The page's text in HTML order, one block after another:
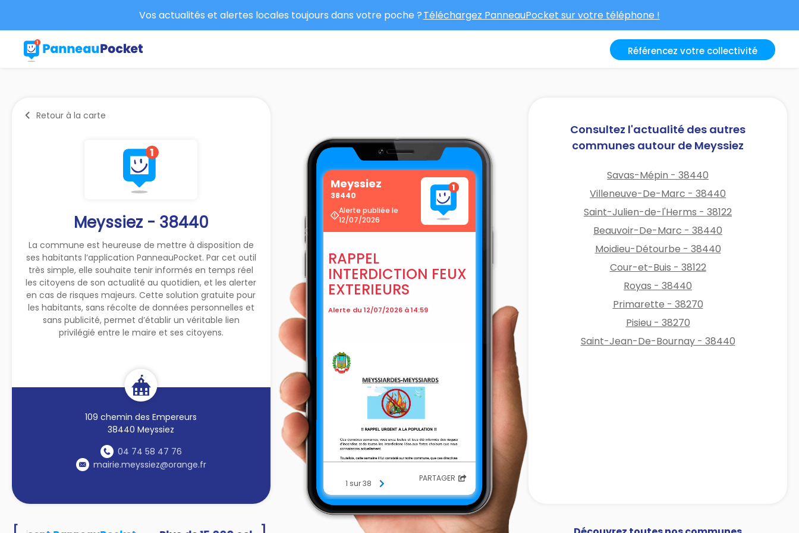
Vos actualités et alertes locales toujours dans votre poche ?Téléchargez PanneauPocket sur votre téléphone !
Référencez votre collectivité
Retour à la carte
Meyssiez - 38440
La commune est heureuse de mettre à disposition de
ses habitants l’application PanneauPocket. Par cet outil
très simple, elle souhaite tenir informés en temps réel
les citoyens de son actualité au quotidien, et les alerter
en cas de risques majeurs. Cette solution gratuite pour
les habitants, sans récolte de données personnelles et
sans publicité, permet d’établir un véritable lien
privilégié entre le maire et ses citoyens.
109 chemin des Empereurs
38440 Meyssiez
04 74 58 47 76
mairie.meyssiez@orange.fr
Meyssiez
38440
Alerte publiée le
12/07/2026
RAPPEL
INTERDICTION FEUX
EXTERIEURS
Alerte du 12/07/2026 à 14:59
1 sur 38 PARTAGER
Consultez l'actualité des autres
communes autour de Meyssiez
Savas-Mépin - 38440
Villeneuve-De-Marc - 38440
Saint-Julien-de-l'Herms - 38122
Beauvoir-De-Marc - 38440
Moidieu-Détourbe - 38440
Cour-et-Buis - 38122
Royas - 38440
Primarette - 38270
Pisieu - 38270
Saint-Jean-De-Bournay - 38440